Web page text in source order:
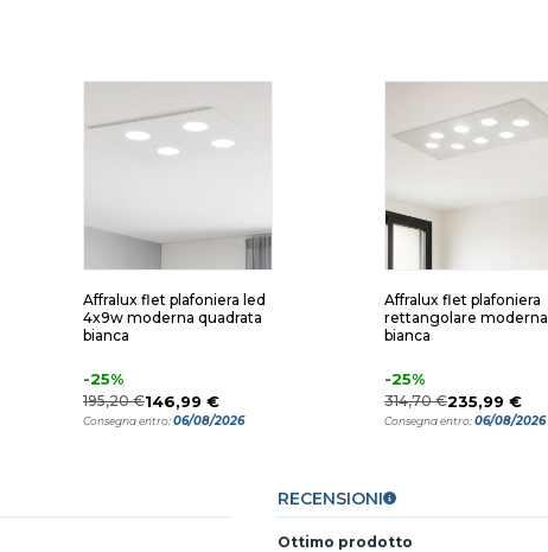
Affralux flet plafoniera led
4x9w moderna quadrata
bianca
-25%
195,20 €146,99 €
Consegna entro:06/08/2026
Affralux flet plafoniera
rettangolare moderna
bianca
-25%
314,70 €235,99 €
Consegna entro:06/08/2026
RECENSIONI
Ottimo prodotto